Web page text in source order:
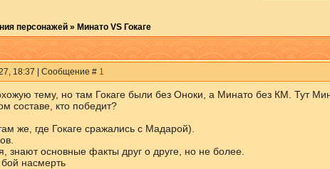
персонажей » Минато VS Гокаге
18:37 | Сообщение # 1
тему, но там Гокаге были без Оноки, а Минато без КМ. Тут
составе, кто победит?
же, где Гокаге сражались с Мадарой).
знают основные факты друг о друге, но не более.
насмерть